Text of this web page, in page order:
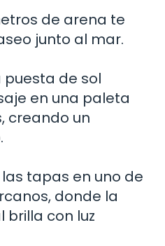
de arena te
junto al mar.
puesta de sol
en una paleta
creando un
tapas en uno de
donde la
con luz